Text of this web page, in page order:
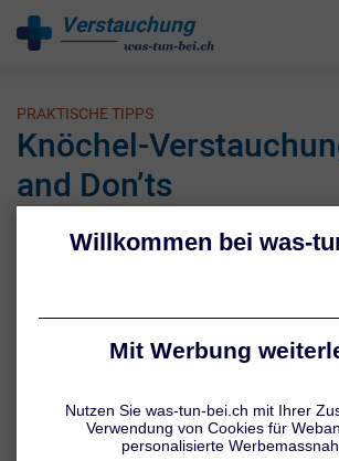
Verstauchungbehandeln
PRAKTISCHE TIPPS
Knöchel-
and Don’ts